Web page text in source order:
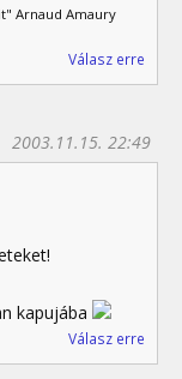
Arnaud Amaury
Válasz erre
2003.11.15. 22:49
kapujába
Válasz erre